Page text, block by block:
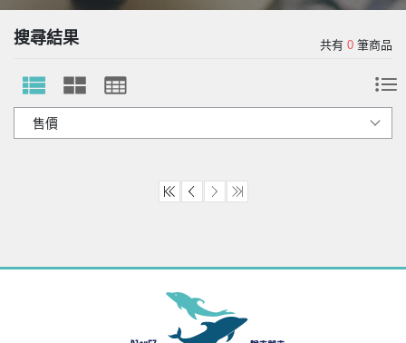
搜尋結果 共有 0 筆商品